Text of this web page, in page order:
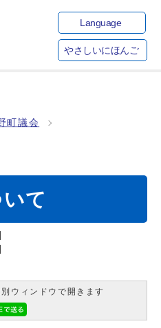
Language
やさしいにほんご
町議会
て
ウィンドウで開きます